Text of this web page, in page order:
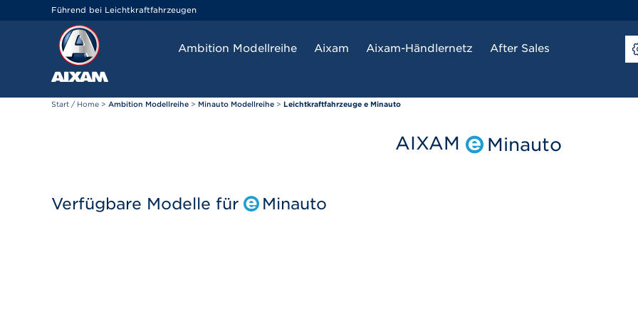
Führend bei Leichtkraftfahrzeugen
Ambition Modellreihe Aixam Aixam-Händlernetz After Sales
Start / Home > Ambition Modellreihe > Minauto Modellreihe > Leichtkraftfahrzeuge e Minauto
AIXAM Minauto
Verfügbare Modelle für Minauto
Cookie-Einstellungen